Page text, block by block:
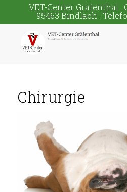
VET-Center Gräfenthal .
95463 Bindlach .
Chirurgie